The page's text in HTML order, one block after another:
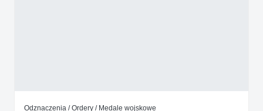
Odznaczenia / Ordery / Medale wojskowe